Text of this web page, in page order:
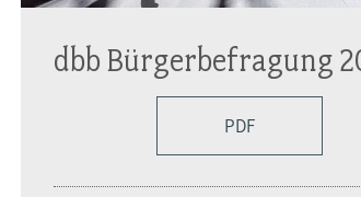
dbb Bürgerbefragung
PDF